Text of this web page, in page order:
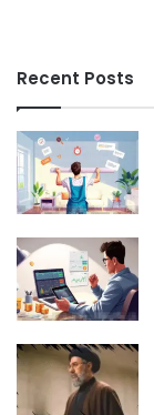
Recent Posts